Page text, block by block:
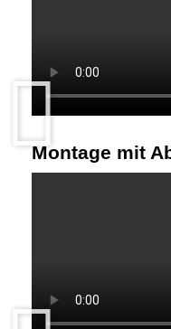
Montage mit